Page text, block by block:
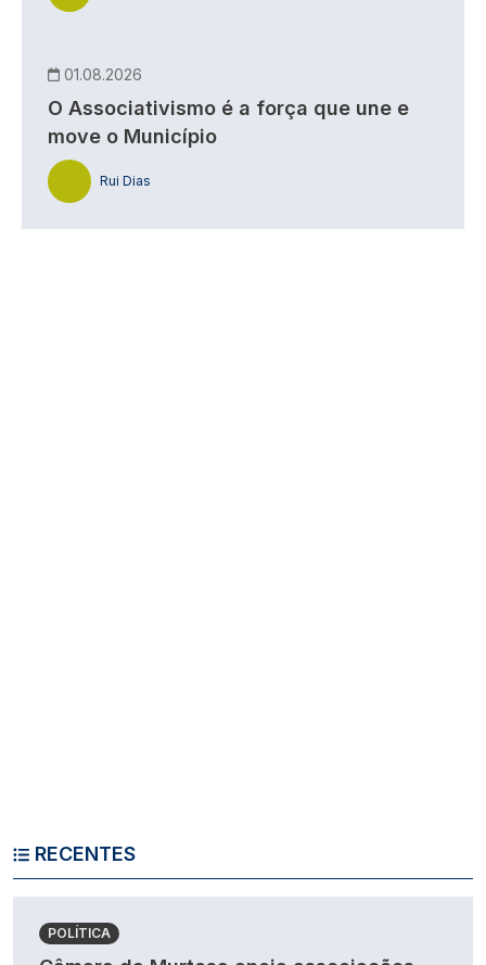
01.08.2026
O Associativismo é a força que une e
move o Município
Rui Dias
RECENTES
POLÍTICA